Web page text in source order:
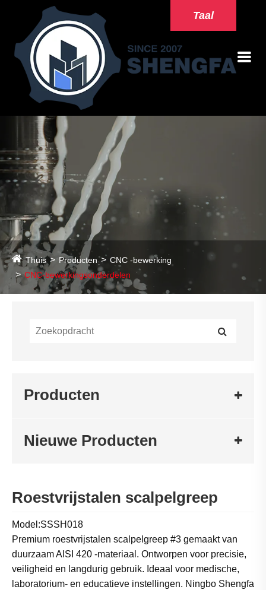
Taal
Thuis Producten
CNC -bewerking
CNC-bewerkingsonderdelen
Producten
Nieuwe Producten
Roestvrijstalen scalpelgreep
Model:SSSH018
Premium roestvrijstalen scalpelgreep #3 gemaakt van
duurzaam AISI 420 -materiaal. Ontworpen voor precisie,
veiligheid en langdurig gebruik. Ideaal voor medische,
laboratorium- en educatieve instellingen. Ningbo Shengfa